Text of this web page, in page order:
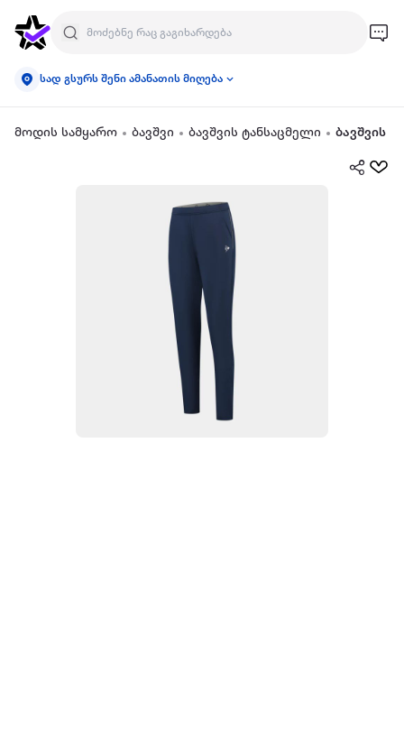
სად გსურს შენი ამანათის მიღება
მოდის სამყარო ბავშვი ბავშვის ტანსაცმელი ბავშვის